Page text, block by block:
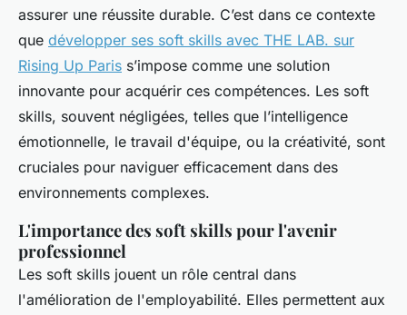
assurer une réussite durable. C’est dans ce contexte
que développer ses soft skills avec THE LAB. sur
Rising Up Paris s’impose comme une solution
innovante pour acquérir ces compétences. Les soft
skills, souvent négligées, telles que l’intelligence
émotionnelle, le travail d'équipe, ou la créativité, sont
cruciales pour naviguer efficacement dans des
environnements complexes.
L'importance des soft skills pour l'avenir
professionnel
Les soft skills jouent un rôle central dans
l'amélioration de l'employabilité. Elles permettent aux